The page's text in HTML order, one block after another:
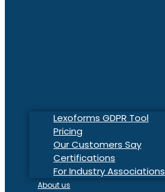
Lexoforms GDPR Tool
Pricing
Our Customers Say
Certifications
For Industry Associations
About us